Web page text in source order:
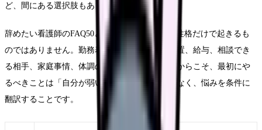
ど、間にある選択肢もあります。
辞めたい看護師のFAQ50という悩みは、本人の性格だけで起きるも
のではありません。勤務表、教育体制、人員配置、給与、相談でき
る相手、家庭事情、体調の波が重なります。だからこそ、最初にや
るべきことは「自分が弱い」と決めることではなく、悩みを条件に
翻訳することです。